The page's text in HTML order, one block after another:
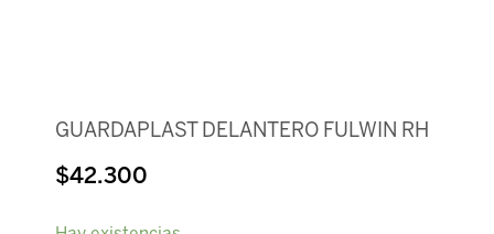
GUARDAPLAST DELANTERO FULWIN RH
$42.300